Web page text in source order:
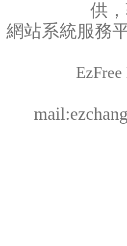
供
網站系統服務